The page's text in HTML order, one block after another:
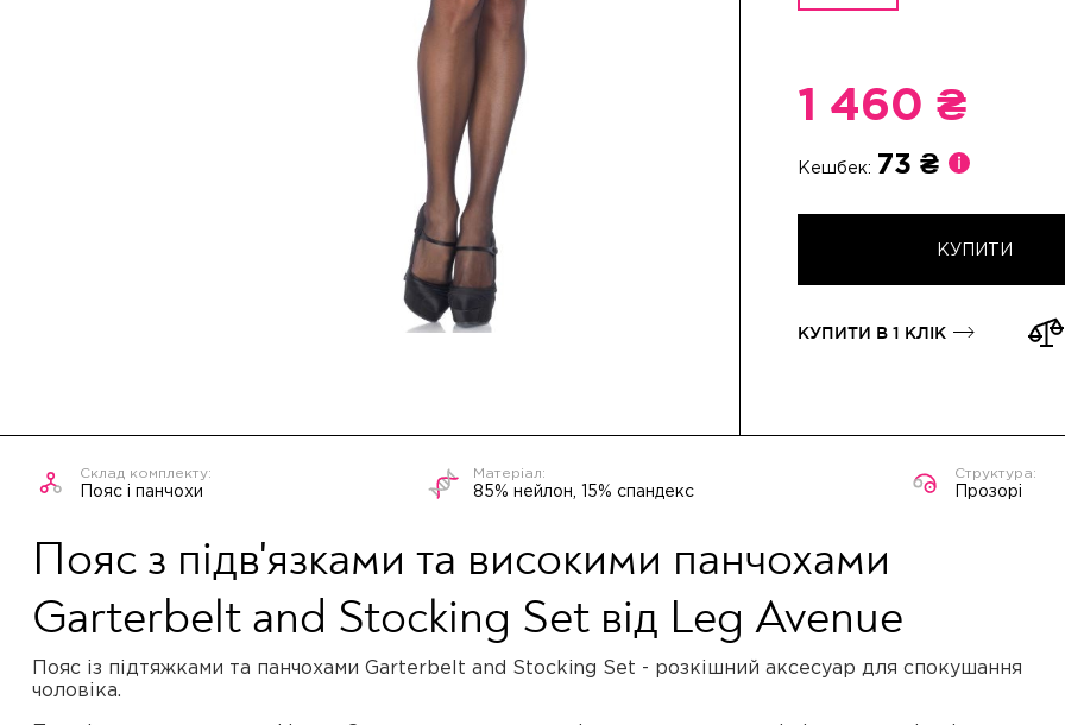
1 460 ₴
Кешбек: 73 ₴
КУПИТИ
КУПИТИ В 1 КЛІК
Пояс і панчохи 85% нейлон, 15% спандекс Прозорі
Пояс з підв'язками та високими панчохами
Garterbelt and Stocking Set від Leg Avenue
Пояс із підтяжками та панчохами Garterbelt and Stocking Set - розкішний аксесуар для спокушання
чоловіка.